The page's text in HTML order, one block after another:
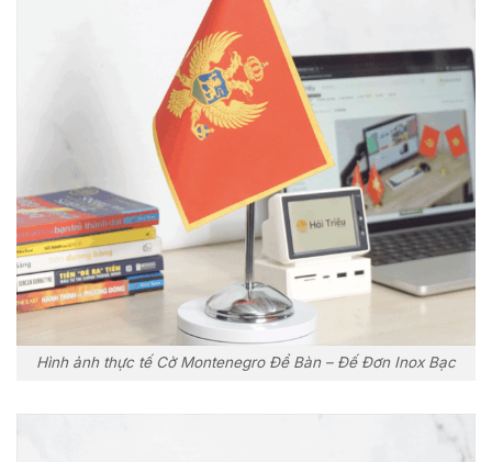
Hình ảnh thực tế Cờ Montenegro Để Bàn – Đế Đơn Inox Bạc